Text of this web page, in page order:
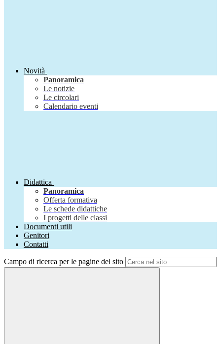
Novità
Panoramica
Le notizie
Le circolari
Calendario eventi
Didattica
Panoramica
Offerta formativa
Le schede didattiche
I progetti delle classi
Documenti utili
Genitori
Contatti
Campo di ricerca per le pagine del sito